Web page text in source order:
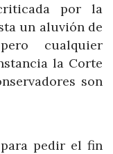
por la
un aluvión de
cualquier
la Corte
son
pedir el fin